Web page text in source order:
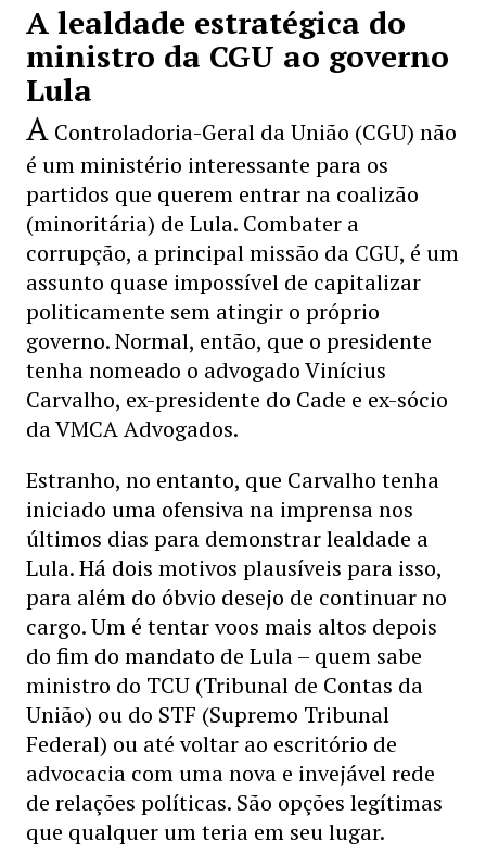
A lealdade estratégica do
ministro da CGU ao governo
Lula
A Controladoria-Geral da União (CGU) não
é um ministério interessante para os
partidos que querem entrar na coalizão
(minoritária) de Lula. Combater a
corrupção, a principal missão da CGU, é um
assunto quase impossível de capitalizar
politicamente sem atingir o próprio
governo. Normal, então, que o presidente
tenha nomeado o advogado Vinícius
Carvalho, ex-presidente do Cade e ex-sócio
da VMCA Advogados.
Estranho, no entanto, que Carvalho tenha
iniciado uma ofensiva na imprensa nos
últimos dias para demonstrar lealdade a
Lula. Há dois motivos plausíveis para isso,
para além do óbvio desejo de continuar no
cargo. Um é tentar voos mais altos depois
do fim do mandato de Lula – quem sabe
ministro do TCU (Tribunal de Contas da
União) ou do STF (Supremo Tribunal
Federal) ou até voltar ao escritório de
advocacia com uma nova e invejável rede
de relações políticas. São opções legítimas
que qualquer um teria em seu lugar.